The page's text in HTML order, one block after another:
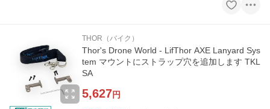
THOR（バイク）
Thor's Drone World - LifThor AXE Lanyard Sys
tem マウントにストラップ穴を追加します TKL
SA
5,627円